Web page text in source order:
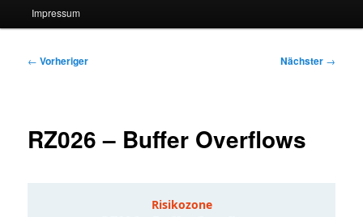
Impressum
Beitragsnavigation
← Vorheriger Nächster →
RZ026 – Buffer Overflows